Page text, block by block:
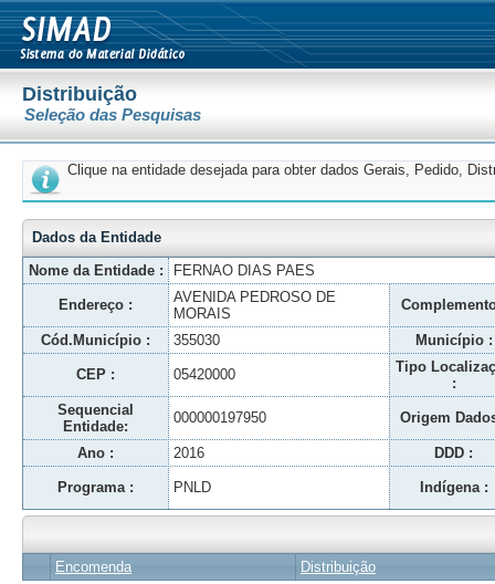
Distribuição
Seleção das Pesquisas
Clique na entidade desejada para obter dados Gerais, Pedido,
Dados da Entidade
Nome da Entidade :
FERNAO DIAS PAES
Endereço :
AVENIDA PEDROSO DE
MORAIS
Cód.Município : 355030 Município :
CEP : 05420000
Tipo
:
Sequencial
Entidade:
000000197950 Origem
Ano : 2016 DDD :
Programa : PNLD Indígena :
Encomenda Distribuição